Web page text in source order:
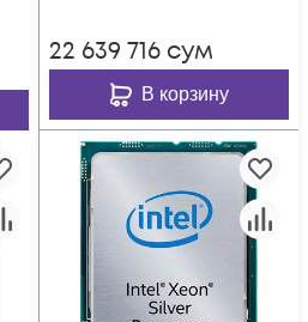
22 639 716 сум
В корзину